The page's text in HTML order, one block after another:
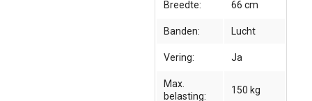
Breedte: 66 cm
Banden: Lucht
Vering: Ja
Max.
belasting:
150 kg